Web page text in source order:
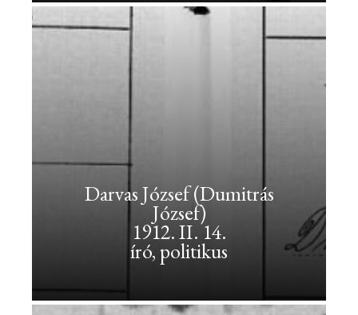
IV.
6.
miniszterelnök
<br>1912.
Darvas József (Dumitrás
József)
1912. II. 14.
író, politikus